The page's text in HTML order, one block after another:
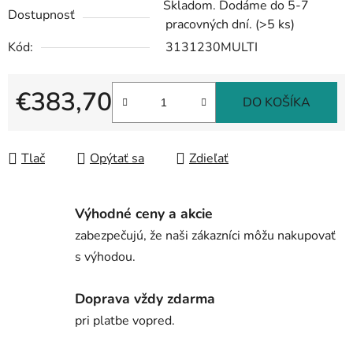
Dostupnosť
Skladom. Dodáme do 5-7
pracovných dní. (>5 ks)
Kód:
3131230MULTI
€383,70 DO KOŠÍKA
Tlač Opýtať sa Zdieľať
Výhodné ceny a akcie
zabezpečujú, že naši zákazníci môžu nakupovať
s výhodou.
Doprava vždy zdarma
pri platbe vopred.